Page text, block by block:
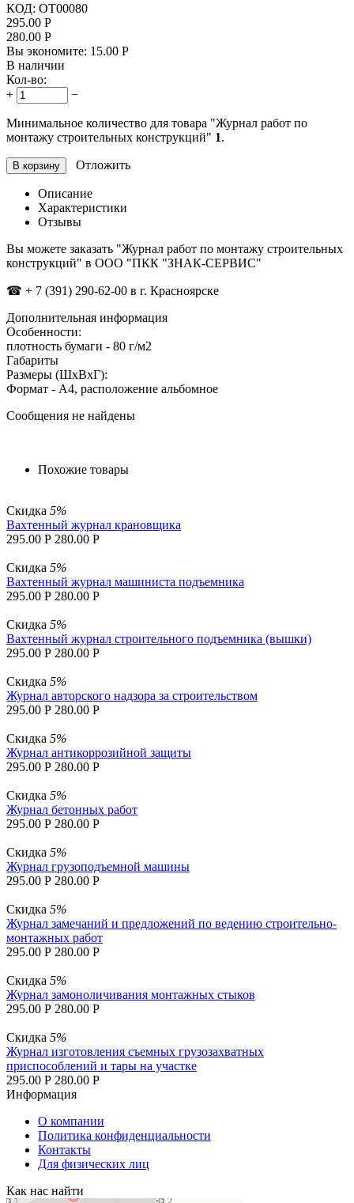
КОД: OT00080
295.00 Р
280.00 Р
Вы экономите: 15.00 Р
В наличии
Кол-во:
+
−
Минимальное количество для товара "Журнал работ по
монтажу строительных конструкций" 1.
В корзину Отложить
Описание
Характеристики
Отзывы
Вы можете заказать "Журнал работ по монтажу строительных
конструкций" в ООО "ПКК "ЗНАК-СЕРВИС"
☎ + 7 (391) 290-62-00 в г. Красноярске
Дополнительная информация
Особенности:
плотность бумаги - 80 г/м2
Габариты
Размеры (ШxВxГ):
Формат - А4, расположение альбомное
Сообщения не найдены
Похожие товары
Скидка 5%
Вахтенный журнал крановщика
295.00 Р 280.00 Р
Скидка 5%
Вахтенный журнал машиниста подъемника
295.00 Р 280.00 Р
Скидка 5%
Вахтенный журнал строительного подъемника (вышки)
295.00 Р 280.00 Р
Скидка 5%
Журнал авторского надзора за строительством
295.00 Р 280.00 Р
Скидка 5%
Журнал антикоррозийной защиты
295.00 Р 280.00 Р
Скидка 5%
Журнал бетонных работ
295.00 Р 280.00 Р
Скидка 5%
Журнал грузоподъемной машины
295.00 Р 280.00 Р
Скидка 5%
Журнал замечаний и предложений по ведению строительно-
монтажных работ
295.00 Р 280.00 Р
Скидка 5%
Журнал замоноличивания монтажных стыков
295.00 Р 280.00 Р
Скидка 5%
Журнал изготовления съемных грузозахватных
приспособлений и тары на участке
295.00 Р 280.00 Р
Информация
О компании
Политика конфиденциальности
Контакты
Для физических лиц
Как нас найти